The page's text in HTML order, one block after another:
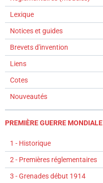
Lexique
Notices et guides
Brevets d'invention
Liens
Cotes
Nouveautés
PREMIÈRE GUERRE MONDIALE
1 - Historique
2 - Premières réglementaires
3 - Grenades début 1914